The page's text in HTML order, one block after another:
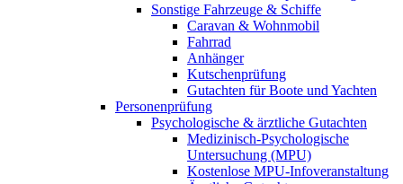
Sonstige Fahrzeuge & Schiffe
Caravan & Wohnmobil
Fahrrad
Anhänger
Kutschenprüfung
Gutachten für Boote und Yachten
Personenprüfung
Psychologische & ärztliche Gutachten
Medizinisch-Psychologische
Untersuchung (MPU)
Kostenlose MPU-Infoveranstaltung